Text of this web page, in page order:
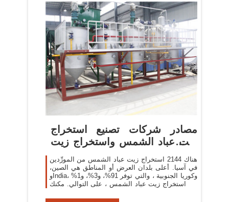
مصادر شركات تصنيع استخراج
زيت عباد الشمس واستخراج زيت
عباد
هناك 2144 استخراج زيت عباد الشمس من المورِّدين
في آسيا. أعلى بلدان العرض أو المناطق هي الصين،
وIndia، وكوريا الجنوبية ، والتي توفر 91%، و3%، و1%
من استخراج زيت عباد الشمس ، على التوالي. مكنك